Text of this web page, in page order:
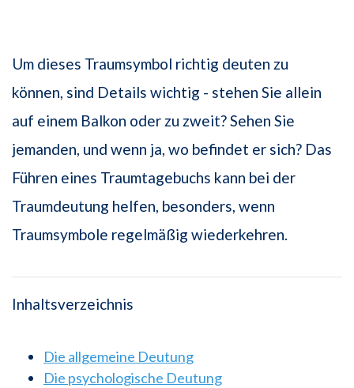
Um dieses Traumsymbol richtig deuten zu
können, sind Details wichtig - stehen Sie allein
auf einem Balkon oder zu zweit? Sehen Sie
jemanden, und wenn ja, wo befindet er sich? Das
Führen eines Traumtagebuchs kann bei der
Traumdeutung helfen, besonders, wenn
Traumsymbole regelmäßig wiederkehren.
Inhaltsverzeichnis
Die allgemeine Deutung
Die psychologische Deutung